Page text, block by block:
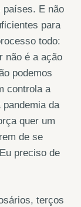
países. E não
para
todo:
não é a ação
podemos
controla a
da
quer um
de se
preciso de
terços